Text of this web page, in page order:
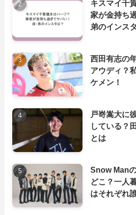
キスマイ千
家が金持ち
弟のインス
西田有志の
アウディ？
ケメン！
戸嵜嵩大に
している？
とは
Snow Man
どこ？一人
はそれぞれ